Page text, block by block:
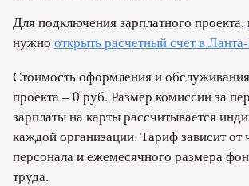
Для подключения зарплатного
нужно открыть расчетный счет в
Стоимость оформления и
проекта – 0 руб. Размер комиссии за
зарплаты на карты рассчитывается
каждой организации. Тариф зависит от
персонала и ежемесячного размера
труда.